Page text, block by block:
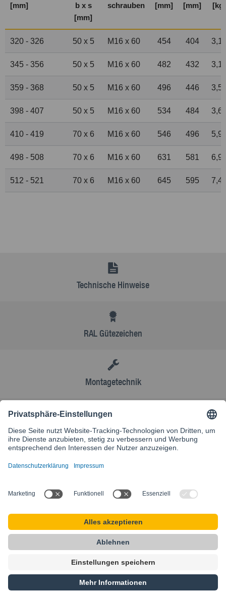
[mm]
b x s
[mm]
schrauben
[mm]
[mm]
[kg]
320 - 326 50 x 5 M16 x 60 454 404
345 - 356 50 x 5 M16 x 60 482 432
359 - 368 50 x 5 M16 x 60 496 446
398 - 407 50 x 5 M16 x 60 534 484
410 - 419 70 x 6 M16 x 60 546 496
498 - 508 70 x 6 M16 x 60 631 581
512 - 521 70 x 6 M16 x 60 645 595
Technische Hinweise
RAL Gütezeichen
Montagetechnik
AGB
Kontakt
Besuchen Sie unsere internationale Website
SIKLA INTERNATIONAL
Sitemap Datenschutz
Privacy Settings